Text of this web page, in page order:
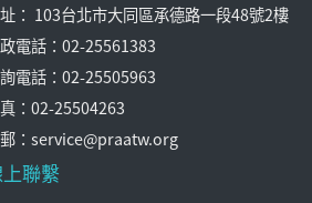
： 103台北市大同區承德路一段48號2樓
電話：02-25561383
電話：02-25505963
：02-25504263
：service@praatw.org
聯繫